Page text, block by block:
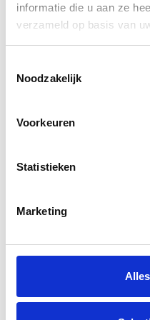
informatie die u aan ze
verzameld op basis van
Noodzakelijk
Voorkeuren
Statistieken
Marketing
producten
Jacket Black
235,00